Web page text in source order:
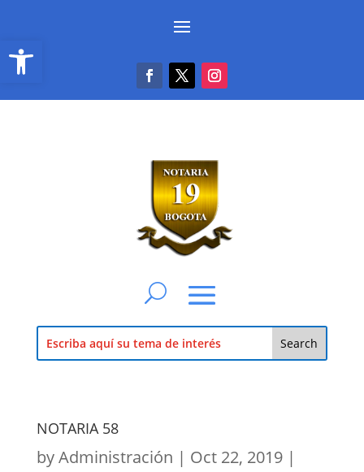
Abrir barra de herramientas
NOTARIA 58
byAdministración | Oct 22, 2019|